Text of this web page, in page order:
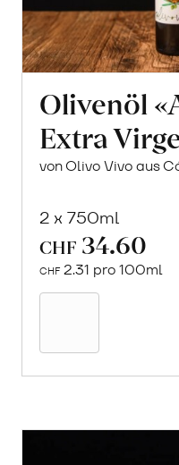
Olivenöl
Extra
von Olivo Vivo aus
2 x 750ml
CHF 34.60
CHF 2.31 pro 100ml